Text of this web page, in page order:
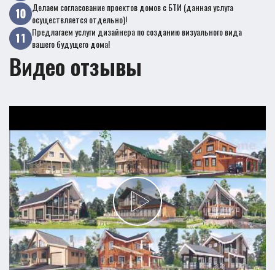
Делаем согласование проектов домов с БТИ (данная услуга
осуществляется отдельно)!
Предлагаем услуги дизайнера по созданию визуального вида
вашего будущего дома!
Видео отзывы